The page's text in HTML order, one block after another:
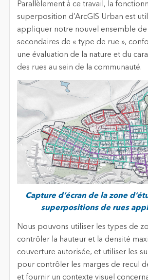
Parallèlement à ce travail, la
superposition d’ArcGIS Urban est
appliquer notre nouvel ensemble de
secondaires de « type de rue »,
une évaluation de la nature et du
des rues au sein de la communauté.
Capture d’écran de la zone
superpositions de rues
Nous pouvons utiliser les types de
contrôler la hauteur et la densité
couverture autorisée, et utiliser les
pour contrôler les marges de recul
et fournir un contexte visuel